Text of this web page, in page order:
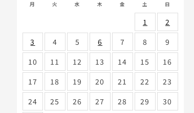
月 火 水 木 金 土 日
1
2
3
4 5 6 7 8
9
10
11 12 13 14 15
16
17
18 19 20 21 22
23
24
25 26 27 28 29
30